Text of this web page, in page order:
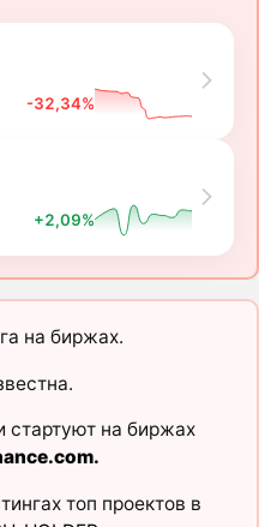
-32,34%
+2,09%
на биржах.
стартуют на биржах
.
топ проектов в